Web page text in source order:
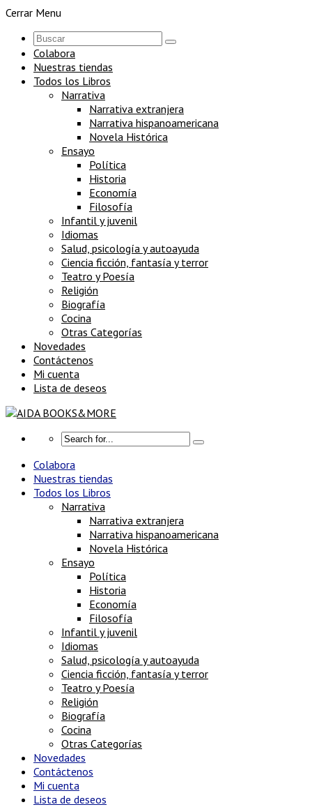
Cerrar Menu
Colabora
Nuestras tiendas
Todos los Libros
Narrativa
Narrativa extranjera
Narrativa hispanoamericana
Novela Histórica
Ensayo
Política
Historia
Economía
Filosofía
Infantil y juvenil
Idiomas
Salud, psicología y autoayuda
Ciencia ficción, fantasía y terror
Teatro y Poesía
Religión
Biografía
Cocina
Otras Categorías
Novedades
Contáctenos
Mi cuenta
Lista de deseos
Colabora
Nuestras tiendas
Todos los Libros
Narrativa
Narrativa extranjera
Narrativa hispanoamericana
Novela Histórica
Ensayo
Política
Historia
Economía
Filosofía
Infantil y juvenil
Idiomas
Salud, psicología y autoayuda
Ciencia ficción, fantasía y terror
Teatro y Poesía
Religión
Biografía
Cocina
Otras Categorías
Novedades
Contáctenos
Mi cuenta
Lista de deseos